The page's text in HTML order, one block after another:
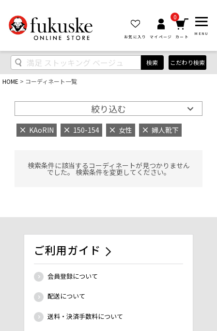
お気に入り マイページ
0
カート
MENU
検索 こだわり検索
HOME コーディネート一覧
絞り込む
KAoRIN 150-154 女性 婦人靴下
検索条件に該当するコーディネートが見つかりません
でした。 検索条件を変更してください。
ご利用ガイド
会員登録について
配送について
送料・決済手数料について